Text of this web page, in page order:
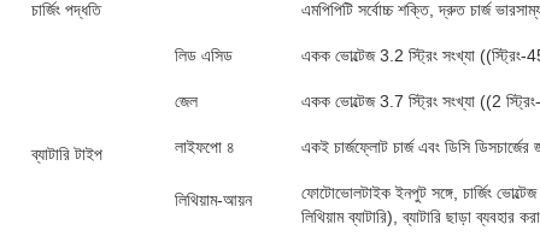
চার্জিং পদ্ধতি এমপিপিটি সর্বোচ্চ শক্তি, দ্রুত চার্জ
ব্যাটারি টাইপ
লিড এসিড একক ভোল্টেজ 3.2 স্ট্রিং সংখ্যা ((স্ট্রিং-
জেল একক ভোল্টেজ 3.7 স্ট্রিং সংখ্যা ((2
লাইফপো ৪ একই চার্জফ্লোট চার্জ এবং ডিসি
লিথিয়াম-আয়ন
ফোটোভোলটাইক ইনপুট সঙ্গে, চার্জিং
লিথিয়াম ব্যাটারি), ব্যাটারি ছাড়া